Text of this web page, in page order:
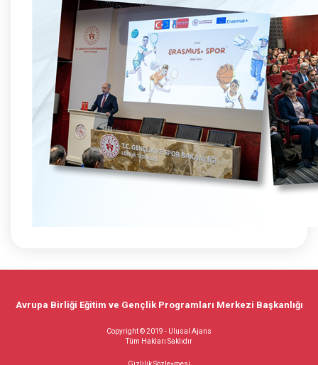
Avrupa Birliği Eğitim ve Gençlik Programları Merkezi Başkanlığı
Copyright © 2019 - Ulusal Ajans
Tüm Hakları Saklıdır